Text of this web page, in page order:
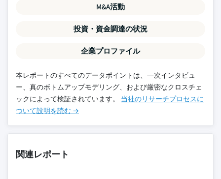
M&A活動
投資・資金調達の状況
企業プロファイル
本レポートのすべてのデータポイントは、一次インタビュ
ー、真のボトムアップモデリング、および厳密なクロスチェ
ックによって検証されています。 当社のリサーチプロセスに
ついて設明を読む →
関連レポート